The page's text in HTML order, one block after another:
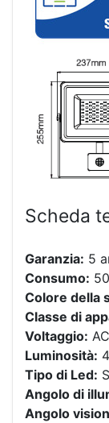
Scheda
Garanzia: 5
Consumo:
Colore della
Classe di
Voltaggio:
Luminosità:
Tipo di Led:
Angolo di
Angolo